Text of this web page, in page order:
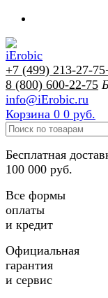
+7 (499) 213-27-75
8 (800) 600-22-75
info@iErobic.ru
Корзина 0 0 руб.
Бесплатная
100 000 руб.
Все формы
оплаты
и кредит
Официальная
гарантия
и сервис